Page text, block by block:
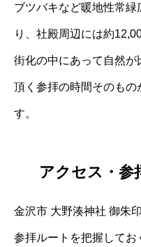
ブツバキなど暖地性常
り、社殿周辺には約
街化の中にあって自然
頂く参拝の時間そのもの
す。
アクセス・参
金沢市 大野湊神社 御朱
参拝ルートを把握して